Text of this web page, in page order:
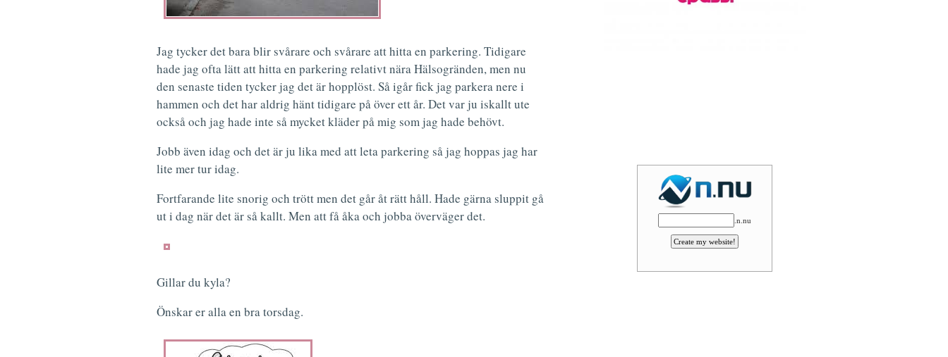
Jag tycker det bara blir svårare och svårare att hitta en parkering. Tidigare
hade jag ofta lätt att hitta en parkering relativt nära Hälsogränden, men nu
den senaste tiden tycker jag det är hopplöst. Så igår fick jag parkera nere i
hammen och det har aldrig hänt tidigare på över ett år. Det var ju iskallt ute
också och jag hade inte så mycket kläder på mig som jag hade behövt.
Jobb även idag och det är ju lika med att leta parkering så jag hoppas jag har
lite mer tur idag.
Fortfarande lite snorig och trött men det går åt rätt håll. Hade gärna sluppit gå
ut i dag när det är så kallt. Men att få åka och jobba överväger det.
Gillar du kyla?
Önskar er alla en bra torsdag.
.n.nu